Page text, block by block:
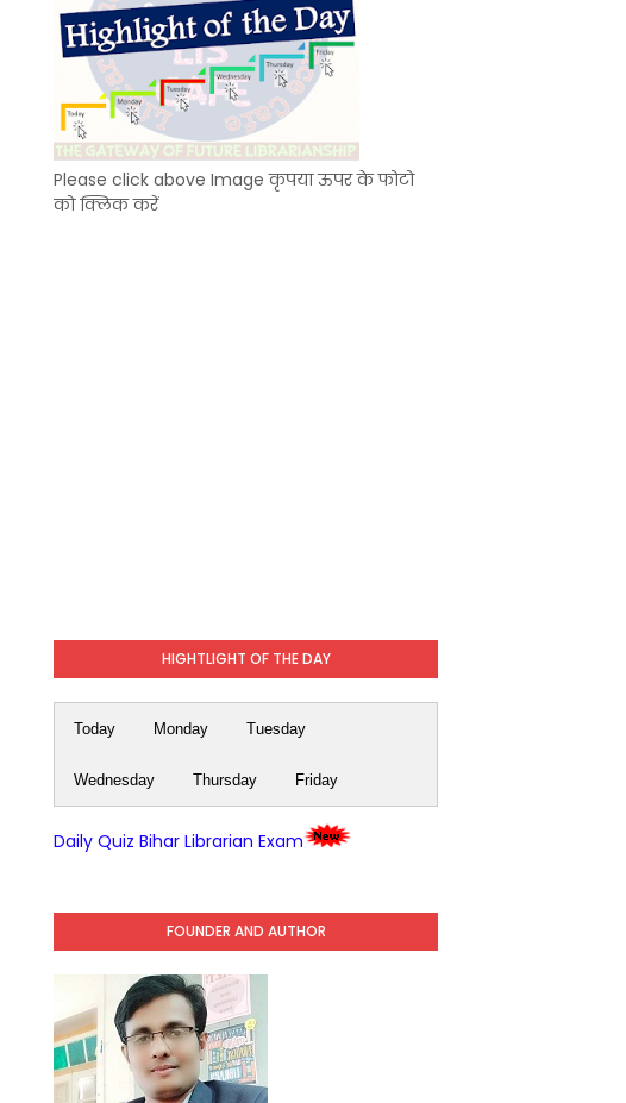
Please click above Image कृपया ऊपर के फोटो
को क्लिक करें
HIGHTLIGHT OF THE DAY
Today Monday Tuesday
Wednesday Thursday Friday
Daily Quiz Bihar Librarian Exam
FOUNDER AND AUTHOR